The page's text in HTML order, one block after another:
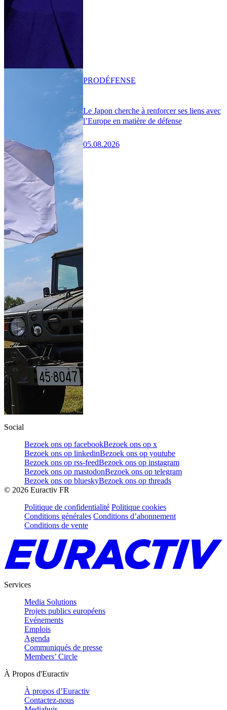
Le Japon cherche à renforcer ses liens avec
l’Europe en matière de défense
05.08.2026
PRODÉFENSE
Social
Bezoek ons op facebookBezoek ons op x
Bezoek ons op linkedinBezoek ons op youtube
Bezoek ons op rss-feedBezoek ons op instagram
Bezoek ons op mastodonBezoek ons op telegram
Bezoek ons op blueskyBezoek ons op threads
© 2026 Euractiv FR
Politique de confidentialité Politique cookies
Conditions générales Conditions d’abonnement
Conditions de vente
Services
Media Solutions
Projets publics européens
Evénements
Emplois
Agenda
Communiqués de presse
Members’ Circle
À Propos d'Euractiv
À propos d’Euractiv
Contactez-nous